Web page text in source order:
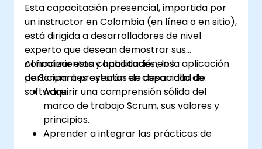
Esta capacitación presencial, impartida por
un instructor en Colombia (en línea o en sitio),
está dirigida a desarrolladores de nivel
experto que desean demostrar sus
conocimientos y habilidades en la aplicación
de Scrum a proyectos de desarrollo de
software.
Al finalizar esta capacitación, los
participantes estarán en capacidad de:
Adquirir una comprensión sólida del
marco de trabajo Scrum, sus valores y
principios.
Aprender a integrar las prácticas de